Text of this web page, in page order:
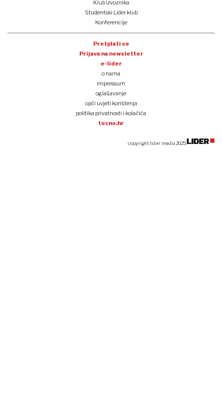
Klub izvoznika
Studentski Lider klub
Konferencije
Pretplati se
Prijava na newsletter
e-lider
o nama
impressum
oglašavanje
opći uvjeti korištenja
politika privatnosti i kolačića
tocno.hr
copyright lider media 2025.